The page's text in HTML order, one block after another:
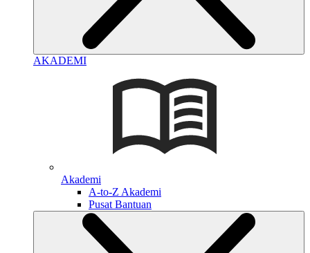
AKADEMI
Akademi
A-to-Z Akademi
Pusat Bantuan